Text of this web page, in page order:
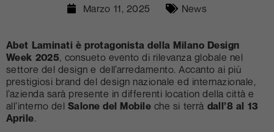
Marzo 11, 2025 News
Abet Laminati è protagonista della Milano Design
Week 2025, consueto evento di rilevanza globale nel
settore del design e dell’arredamento. Accanto ai più
prestigiosi brand del design nazionale ed internazionale,
l’azienda sarà presente in differenti location della città e
all’interno del Salone del Mobile che si terrà dall’8 al 13
Aprile.